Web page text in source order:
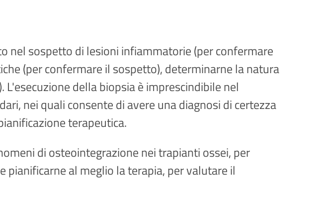
nel sospetto di lesioni infiammatorie (per confermare
(per confermare il sospetto), determinarne la natura
della biopsia è imprescindibile nel
nei quali consente di avere una diagnosi di certezza
terapeutica.
di osteointegrazione nei trapianti ossei, per
al meglio la terapia, per valutare il